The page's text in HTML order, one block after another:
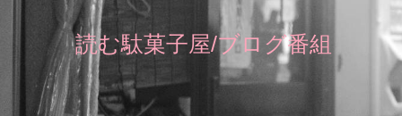
読む駄菓子屋/ブログ番組